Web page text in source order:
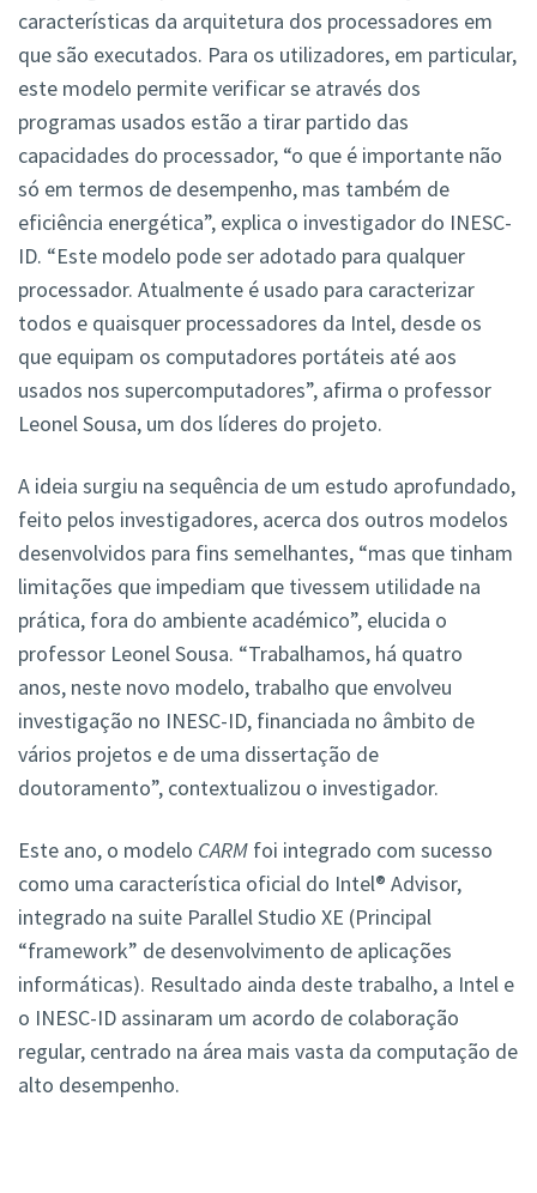
características da arquitetura dos processadores em
que são executados. Para os utilizadores, em particular,
este modelo permite verificar se através dos
programas usados estão a tirar partido das
capacidades do processador, “o que é importante não
só em termos de desempenho, mas também de
eficiência energética”, explica o investigador do INESC-
ID. “Este modelo pode ser adotado para qualquer
processador. Atualmente é usado para caracterizar
todos e quaisquer processadores da Intel, desde os
que equipam os computadores portáteis até aos
usados nos supercomputadores”, afirma o professor
Leonel Sousa, um dos líderes do projeto.
A ideia surgiu na sequência de um estudo aprofundado,
feito pelos investigadores, acerca dos outros modelos
desenvolvidos para fins semelhantes, “mas que tinham
limitações que impediam que tivessem utilidade na
prática, fora do ambiente académico”, elucida o
professor Leonel Sousa. “Trabalhamos, há quatro
anos, neste novo modelo, trabalho que envolveu
investigação no INESC-ID, financiada no âmbito de
vários projetos e de uma dissertação de
doutoramento”, contextualizou o investigador.
Este ano, o modelo CARM foi integrado com sucesso
como uma característica oficial do Intel® Advisor,
integrado na suite Parallel Studio XE (Principal
“framework” de desenvolvimento de aplicações
informáticas). Resultado ainda deste trabalho, a Intel e
o INESC-ID assinaram um acordo de colaboração
regular, centrado na área mais vasta da computação de
alto desempenho.